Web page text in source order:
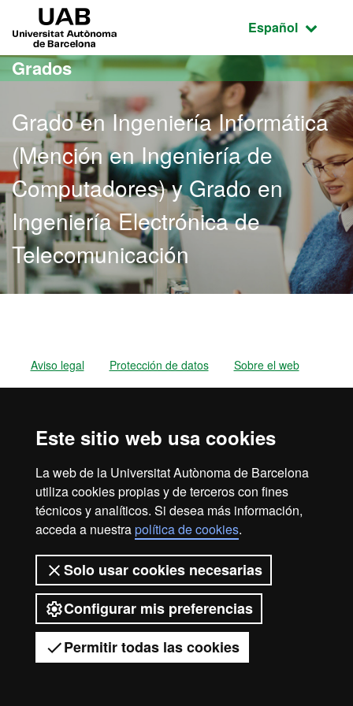
Este sitio web usa cookies
La web de la Universitat Autònoma de Barcelona
utiliza cookies propias y de terceros con fines
técnicos y analíticos. Si desea más información,
acceda a nuestrapolítica de cookies.
Solo usar cookies necesarias
Configurar mis preferencias
Permitir todas las cookies
Acceso al contenido principal
Acceso a la navegación de la página
Idioma
Español
Grados
Grado en Ingeniería Informática
(Mención en Ingeniería de
Computadores) y Grado en
Ingeniería Electrónica de
Telecomunicación
Tienes dudas?
Aviso legal Protección de datos
Sobre el web
2026 Universitat Autònoma de